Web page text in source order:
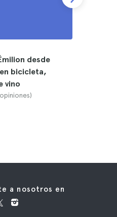
desde
bicicleta,
vino
a nosotros en